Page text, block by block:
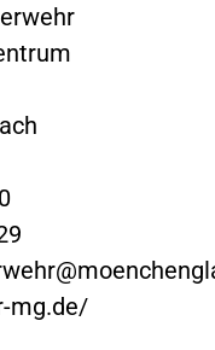
mg.de/